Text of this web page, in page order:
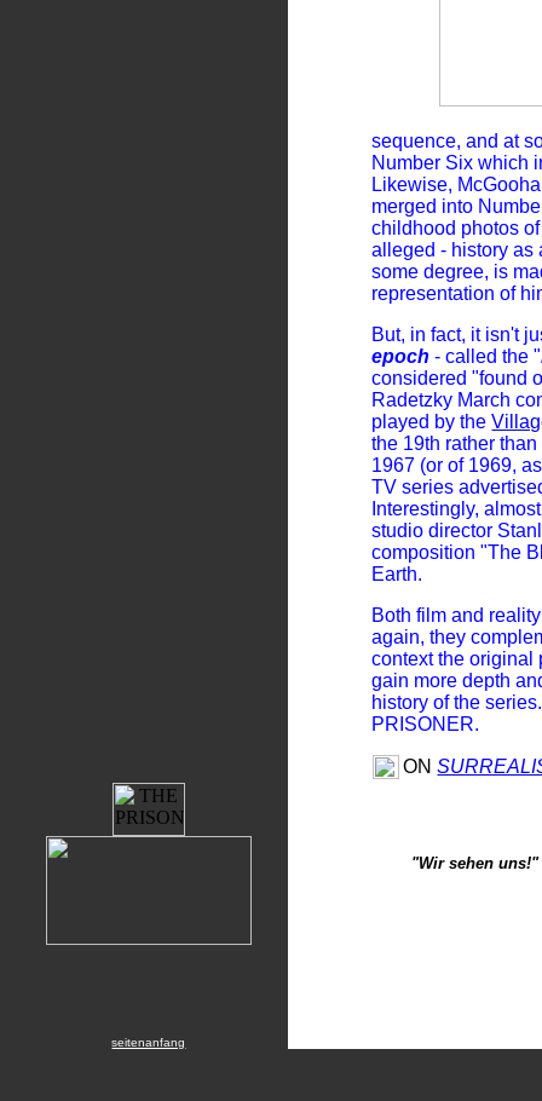
sequence, and at
Number Six which
Likewise,
merged into
childhood photos
alleged - history as
some degree, is
representation of
But, in fact, it isn't
epoch - called the "
considered "found
Radetzky March
played by the
the 19th rather
1967 (or of 1969,
TV series
Interestingly,
studio director
composition "The
Earth.
Both film and
again, they
context the original
gain more depth
history of the
PRISONER.
ON
"Wir sehen
seitenanfang